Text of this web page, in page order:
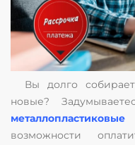
Вы долго
новые?
возможности